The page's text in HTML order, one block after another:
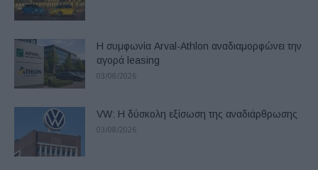
Η συμφωνία Arval-Athlon αναδιαμορφώνει την
αγορά leasing
03/08/2026
VW: Η δύσκολη εξίσωση της αναδιάρθρωσης
03/08/2026